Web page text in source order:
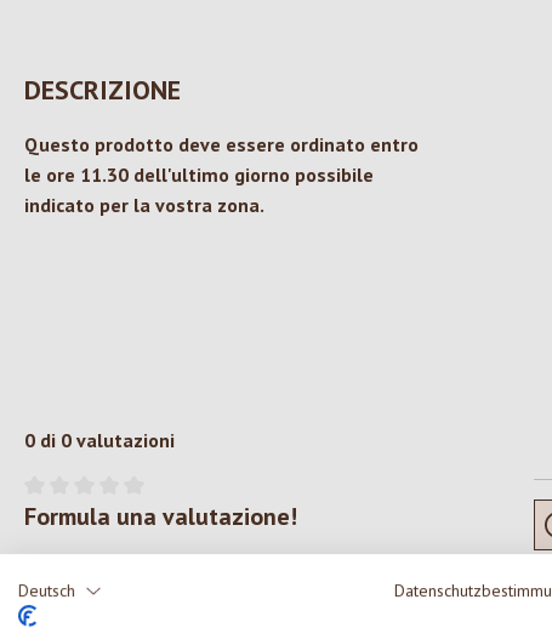
Deutsch
DESCRIZIONE
Questo prodotto deve essere ordinato entro
le ore 11.30 dell'ultimo giorno possibile
indicato per la vostra zona.
0 di 0 valutazioni
Valutazione media di 0 su 5 stelle
Formula una valutazione!
clienti.